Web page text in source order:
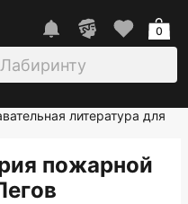
0
литература для
пожарной